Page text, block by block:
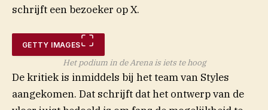
schrijft een bezoeker op X.
GETTY IMAGES
Het podium in de Arena is iets te hoog
De kritiek is inmiddels bij het team van Styles
aangekomen. Dat schrijft dat het ontwerp van de